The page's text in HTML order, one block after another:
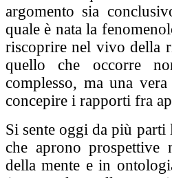
argomento sia
quale è nata la
riscoprire nel vivo della
quello che occorre
complesso, ma una
concepire i rapporti fra
Si sente oggi da più
che aprono prospettive
della mente e in